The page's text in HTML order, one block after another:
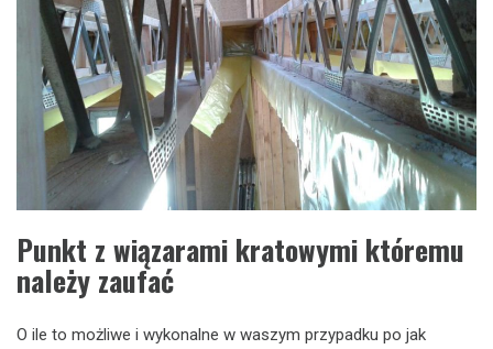
Punkt z wiązarami kratowymi któremu
należy zaufać
O ile to możliwe i wykonalne w waszym przypadku po jak